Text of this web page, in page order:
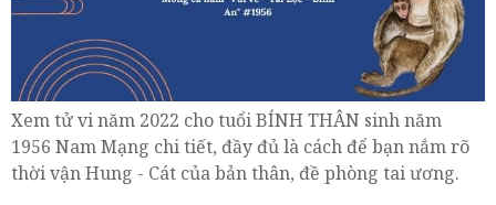
Xem tử vi năm 2022 cho tuổi BÍNH THÂN sinh năm
1956 Nam Mạng chi tiết, đầy đủ là cách để bạn nắm rõ
thời vận Hung - Cát của bản thân, đề phòng tai ương.